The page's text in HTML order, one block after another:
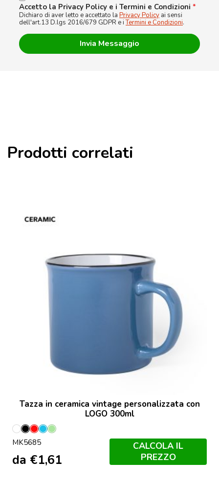
Accetto la Privacy Policy e i Termini e Condizioni *
Dichiaro di aver letto e accettato la Privacy Policy ai sensi
dell'art.13 D.lgs 2016/679 GDPR e iTermini e Condizioni.
Prodotti correlati
Tazza in ceramica vintage personalizzata con
LOGO 300ml
Bianco
NeroRosso
Azzurro
Verde
MK5685
da €1,61
CALCOLA IL
PREZZO